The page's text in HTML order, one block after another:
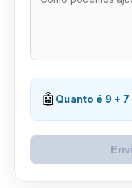
🤖 Quanto é 9 + 7